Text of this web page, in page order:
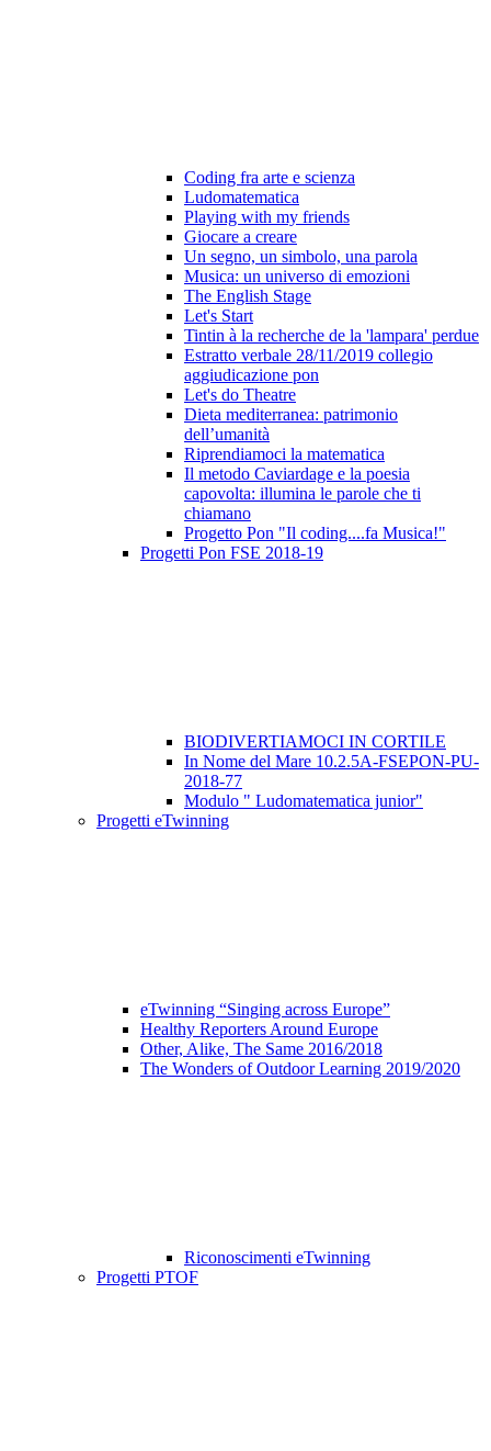
Coding fra arte e scienza
Ludomatematica
Playing with my friends
Giocare a creare
Un segno, un simbolo, una parola
Musica: un universo di emozioni
The English Stage
Let's Start
Tintin à la recherche de la 'lampara' perdue
Estratto verbale 28/11/2019 collegio
aggiudicazione pon
Let's do Theatre
Dieta mediterranea: patrimonio
dell’umanità
Riprendiamoci la matematica
Il metodo Caviardage e la poesia
capovolta: illumina le parole che ti
chiamano
Progetto Pon "Il coding....fa Musica!"
Progetti Pon FSE 2018-19
BIODIVERTIAMOCI IN CORTILE
In Nome del Mare 10.2.5A-FSEPON-PU-
2018-77
Modulo " Ludomatematica junior"
Progetti eTwinning
eTwinning “Singing across Europe”
Healthy Reporters Around Europe
Other, Alike, The Same 2016/2018
The Wonders of Outdoor Learning 2019/2020
Riconoscimenti eTwinning
Progetti PTOF